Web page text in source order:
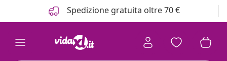
Spedizione gratuita oltre 70 €